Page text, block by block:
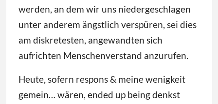
werden, an dem wir uns niedergeschlagen
unter anderem ängstlich verspüren, sei dies
am diskretesten, angewandten sich
aufrichten Menschenverstand anzurufen.
Heute, sofern respons & meine wenigkeit
gemein… wären, ended up being denkst